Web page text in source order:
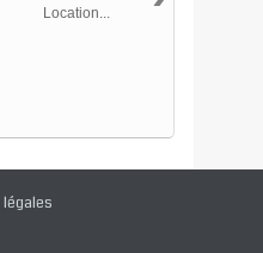
Location...